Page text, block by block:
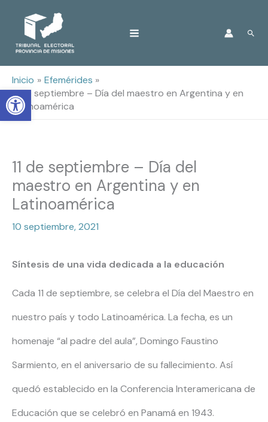
Open toolbar
Inicio
Efemérides
11 de septiembre – Día del maestro en Argentina y en
Latinoamérica
11 de septiembre – Día del
maestro en Argentina y en
Latinoamérica
10 septiembre, 2021
Síntesis de una vida dedicada a la educación
Cada 11 de septiembre, se celebra el Día del Maestro en
nuestro país y todo Latinoamérica. La fecha, es un
homenaje “al padre del aula”, Domingo Faustino
Sarmiento, en el aniversario de su fallecimiento. Así
quedó establecido en la Conferencia Interamericana de
Educación que se celebró en Panamá en 1943.